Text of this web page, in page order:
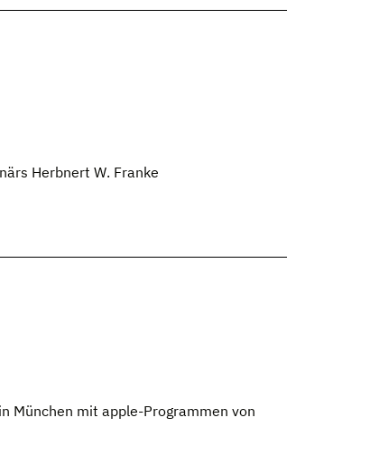
Herbnert W. Franke
München mit apple-Programmen von